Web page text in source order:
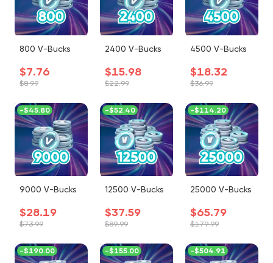
800 V-Bucks
$7.76
$8.99
2400 V-Bucks
$15.98
$22.99
4500 V-Bucks
$18.32
$36.99
9000 V-Bucks
$28.19
$73.99
-$45.80
12500 V-Bucks
$37.59
$89.99
-$52.40
25000 V-Bucks
$65.79
$179.99
-$114.20
-$190.00 -$155.00 -$504.91